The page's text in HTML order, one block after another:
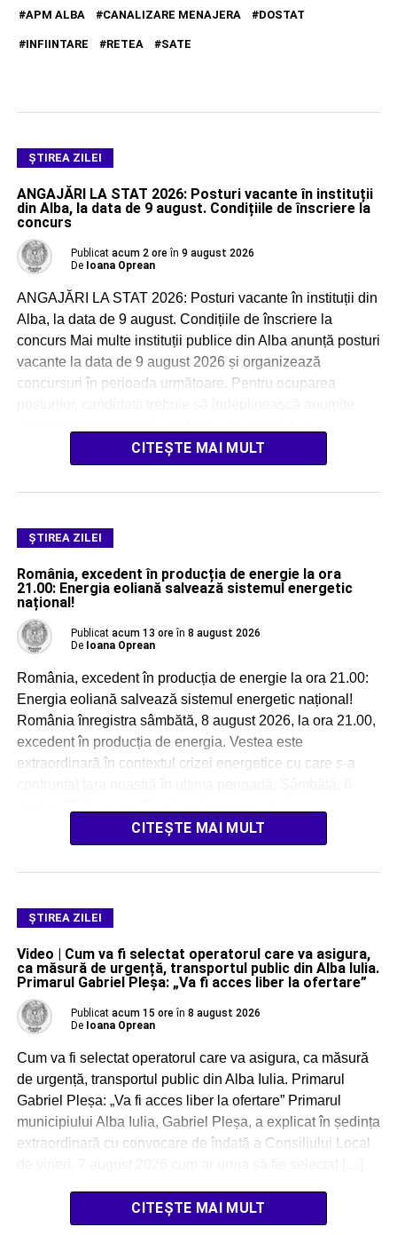
APM ALBA CANALIZARE MENAJERA DOSTAT
INFIINTARE RETEA SATE
ŞTIREA ZILEI
ANGAJĂRI LA STAT 2026: Posturi vacante în instituții
din Alba, la data de 9 august. Condițiile de înscriere la
concurs
Publicat acum 2 ore în 9 august 2026
De Ioana Oprean
ANGAJĂRI LA STAT 2026: Posturi vacante în instituții din
Alba, la data de 9 august. Condițiile de înscriere la
concurs Mai multe instituții publice din Alba anunță posturi
vacante la data de 9 august 2026 și organizează
concursuri în perioada următoare. Pentru ocuparea
CITEȘTE MAI MULT
ŞTIREA ZILEI
România, excedent în producția de energie la ora
21.00: Energia eoliană salvează sistemul energetic
național!
Publicat acum 13 ore în 8 august 2026
De Ioana Oprean
România, excedent în producția de energie la ora 21.00:
Energia eoliană salvează sistemul energetic național!
România înregistra sâmbătă, 8 august 2026, la ora 21.00,
excedent în producția de energia. Vestea este
extraordinară în contextul crizei energetice cu care s-a
CITEȘTE MAI MULT
ŞTIREA ZILEI
Video | Cum va fi selectat operatorul care va asigura,
ca măsură de urgență, transportul public din Alba Iulia.
Primarul Gabriel Pleșa: „Va fi acces liber la ofertare”
Publicat acum 15 ore în 8 august 2026
De Ioana Oprean
Cum va fi selectat operatorul care va asigura, ca măsură
de urgență, transportul public din Alba Iulia. Primarul
Gabriel Pleșa: „Va fi acces liber la ofertare” Primarul
municipiului Alba Iulia, Gabriel Pleșa, a explicat în ședința
extraordinară cu convocare de îndată a Consiliului Local
CITEȘTE MAI MULT